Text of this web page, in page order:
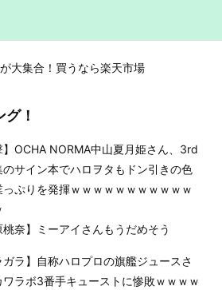
大集合！買うなら楽天市場
！
】OCHA NORMA中山夏月姫さん、3rd
のサイン本でハロヲタもドン引きの色
っぷりを発揮ｗｗｗｗｗｗｗｗｗｗｗ
桃奈】ミーアイさんもうだめそう
ガラ】自称ハロプロの旗艦ジュースさ
ワラボ3番手キューストに惨敗ｗｗｗｗ